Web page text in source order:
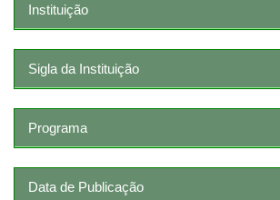
Instituição
Sigla da Instituição
Programa
Data de Publicação